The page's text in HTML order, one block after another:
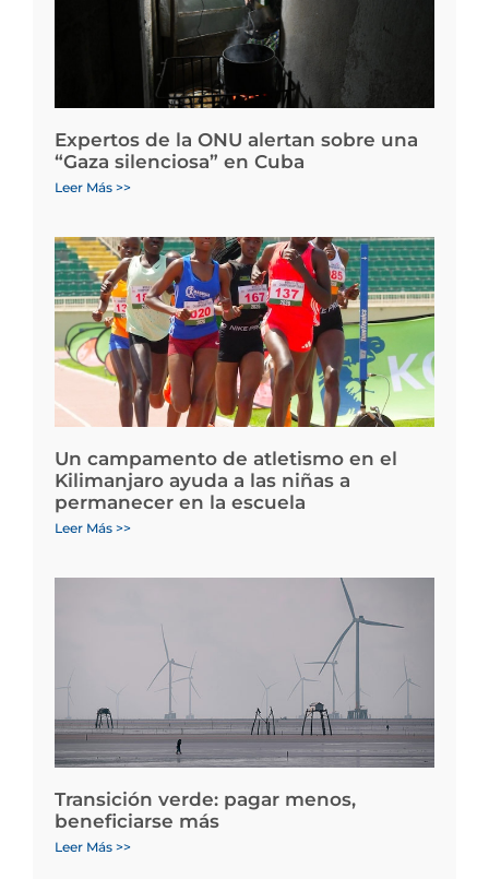
Expertos de la ONU alertan sobre una
“Gaza silenciosa” en Cuba
Leer Más >>
Un campamento de atletismo en el
Kilimanjaro ayuda a las niñas a
permanecer en la escuela
Leer Más >>
Transición verde: pagar menos,
beneficiarse más
Leer Más >>